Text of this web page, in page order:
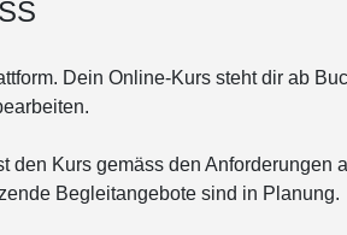
Dein Online-Kurs steht dir ab
Kurs gemäss den Anforderungen
Begleitangebote sind in Planung.